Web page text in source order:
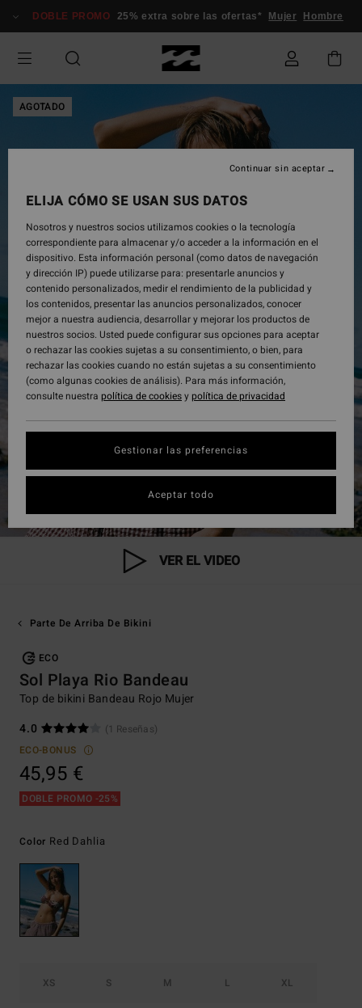
información
producto
DOBLE PROMO 25% extra sobre las ofertas* Mujer Hombre
AGOTADO
VER EL VIDEO
Parte De Arriba De Bikini
ECO
Sol Playa Rio Bandeau
Top de bikini Bandeau Rojo Mujer
4.0
(1 Reseñas)
ECO-BONUS
45,95 €
DOBLE PROMO -25%
Color Red Dahlia
XS S M L XL
ELIJA CÓMO SE USAN SUS DATOS
Nosotros y nuestros socios utilizamos cookies o la tecnología
correspondiente para almacenar y/o acceder a la información en el
dispositivo. Esta información personal (como datos de navegación
y dirección IP) puede utilizarse para: presentarle anuncios y
contenido personalizados, medir el rendimiento de la publicidad y
los contenidos, presentar las anuncios personalizados, conocer
mejor a nuestra audiencia, desarrollar y mejorar los productos de
nuestros socios. Usted puede configurar sus opciones para aceptar
o rechazar las cookies sujetas a su consentimiento, o bien, para
rechazar las cookies cuando no están sujetas a su consentimiento
(como algunas cookies de análisis). Para más información,
consulte nuestra política de cookiesypolítica de privacidad
Gestionar las preferencias
Continuar sin aceptar
Aceptar todo